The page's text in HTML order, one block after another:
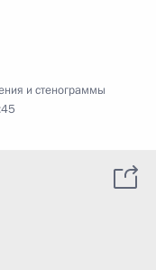
и стенограммы